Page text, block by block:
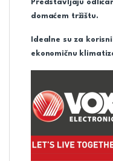
Predstavljaju
domaćem tržištu.
Idealne su za
ekonomičnu